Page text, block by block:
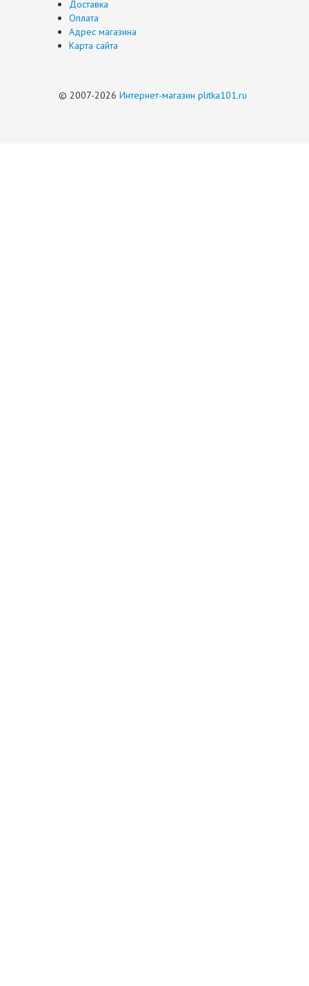
Доставка
Оплата
Адрес магазина
Карта сайта
© 2007-2026 Интернет-магазин plitka101.ru